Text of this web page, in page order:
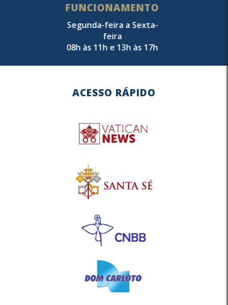
24/06/2010- Juiz Auditor - TRIBUNAL
INTERDIOCESANO E DE APELAÇÃO DE
DIOCESANA DE CARATINGA
PARÓQUIA SENHOR BOM JESUS -
12/01/2014- Pároco da PARÓQUIA SENHOR
BOM JESUS - CARATINGA MG
15/01/2016- Vigário Paroquial da
PARÓQUIA SÃO JOÃO BATISTA -
CATEDRAL- CARATINGA MG
Administrador Paroquial - Paróquia São
FUNCIONAMENTO
Segunda-feira a Sexta-
feira
08h às 11h e 13h às 17h
ACESSO RÁPIDO